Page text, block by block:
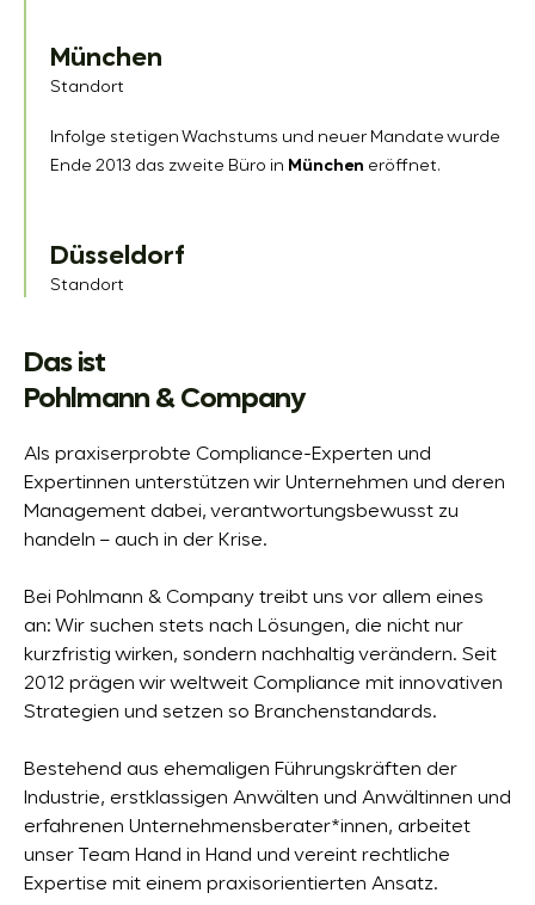
a
n
München
Standort
Infolge stetigen Wachstums und neuer Mandate wurde
Ende 2013 das zweite Büro in München eröffnet.
Düsseldorf
Standort
Das ist
Pohlmann & Company
Als praxiserprobte Compliance-Experten und
Expertinnen unterstützen wir Unternehmen und deren
Management dabei, verantwortungsbewusst zu
handeln – auch in der Krise.
Bei Pohlmann & Company treibt uns vor allem eines
an: Wir suchen stets nach Lösungen, die nicht nur
kurzfristig wirken, sondern nachhaltig verändern. Seit
2012 prägen wir weltweit Compliance mit innovativen
Strategien und setzen so Branchenstandards.
Bestehend aus ehemaligen Führungskräften der
Industrie, erstklassigen Anwälten und Anwältinnen und
erfahrenen Unternehmensberater*innen, arbeitet
unser Team Hand in Hand und vereint rechtliche
Expertise mit einem praxisorientierten Ansatz.